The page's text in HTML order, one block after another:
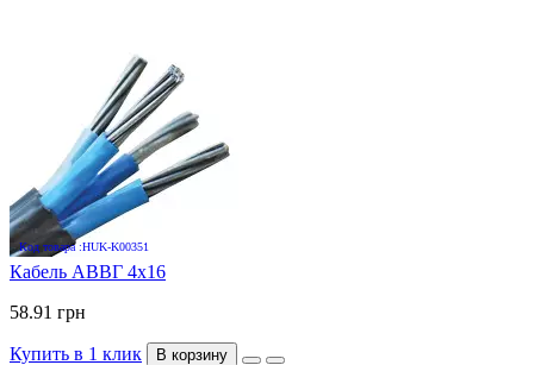
Код товара :HUK-K00351
Кабель АВВГ 4х16
58.91 грн
Купить в 1 клик В корзину